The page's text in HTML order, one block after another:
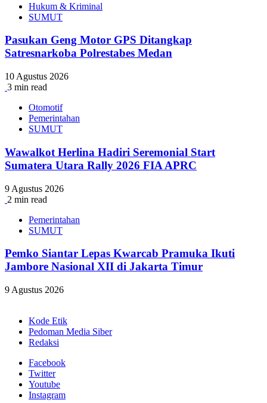
Hukum & Kriminal
SUMUT
Pasukan Geng Motor GPS Ditangkap
Satresnarkoba Polrestabes Medan
10 Agustus 2026
3 min read
Otomotif
Pemerintahan
SUMUT
Wawalkot Herlina Hadiri Seremonial Start
Sumatera Utara Rally 2026 FIA APRC
9 Agustus 2026
2 min read
Pemerintahan
SUMUT
Pemko Siantar Lepas Kwarcab Pramuka Ikuti
Jambore Nasional XII di Jakarta Timur
9 Agustus 2026
Kode Etik
Pedoman Media Siber
Redaksi
Facebook
Twitter
Youtube
Instagram